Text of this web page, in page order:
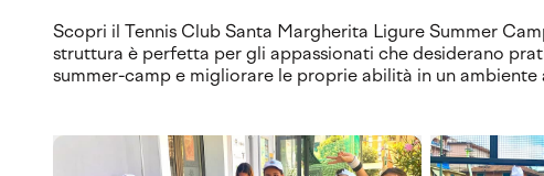
Scopri il Tennis Club Santa Margherita Ligure Summer
struttura è perfetta per gli appassionati che desiderano
summer-camp e migliorare le proprie abilità in un ambiente